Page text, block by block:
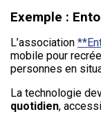
Exemple :
L’association
mobile pour
personnes en
La technologie
quotidien,